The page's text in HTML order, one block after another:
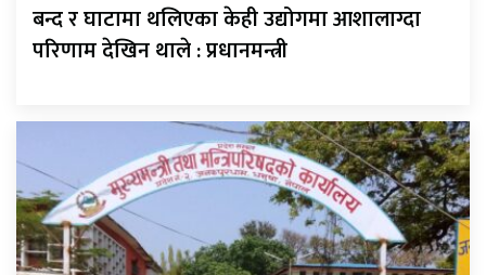
बन्द र घाटामा थलिएका केही उद्योगमा आशालाग्दा
परिणाम देखिन थाले : प्रधानमन्त्री